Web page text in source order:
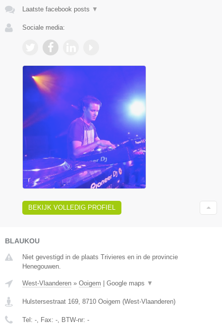
Laatste facebook posts ▼
Sociale media:
BEKIJK VOLLEDIG PROFIEL
BLAUKOU
Niet gevestigd in de plaats Trivieres en in de provincie
Henegouwen.
West-Vlaanderen » Ooigem | Google maps ▼
Hulstersestraat 169 8710 Ooigem (West-Vlaanderen)
Tel: - , Fax: - , BTW-nr: -